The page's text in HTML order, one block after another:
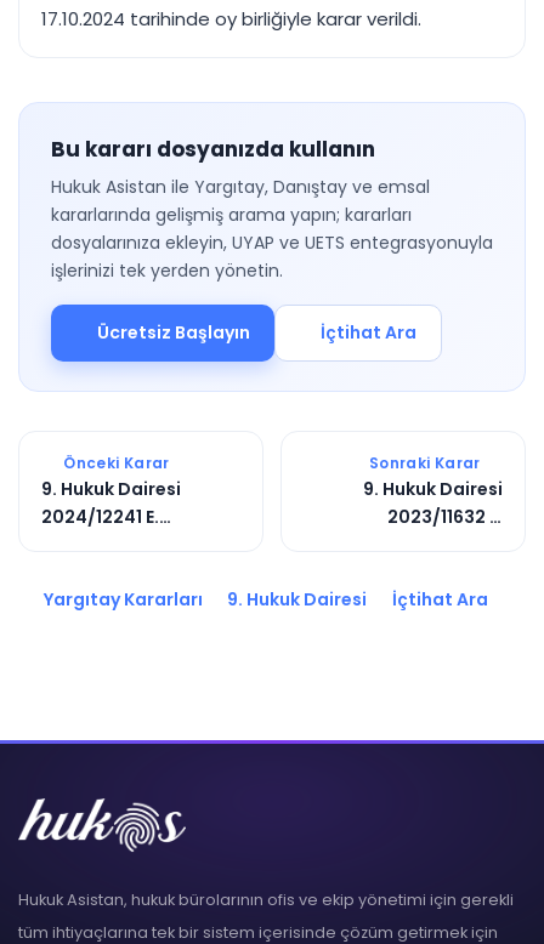
17.10.2024 tarihinde oy birliğiyle karar verildi.
Bu kararı dosyanızda kullanın
Hukuk Asistan ile Yargıtay, Danıştay ve emsal
kararlarında gelişmiş arama yapın; kararları
dosyalarınıza ekleyin, UYAP ve UETS entegrasyonuyla
işlerinizi tek yerden yönetin.
Ücretsiz Başlayın İçtihat Ara
Önceki Karar
9. Hukuk Dairesi
2024/12241 E.
Sonraki Karar
9. Hukuk Dairesi
2023/11632 E.
Yargıtay Kararları 9. Hukuk Dairesi İçtihat Ara
Hukuk Asistan, hukuk bürolarının ofis ve ekip yönetimi için gerekli
tüm ihtiyaçlarına tek bir sistem içerisinde çözüm getirmek için